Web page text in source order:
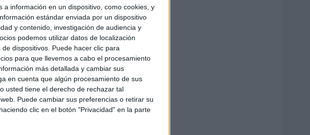
a información en un dispositivo, como cookies, y
estándar enviada por un dispositivo
y contenido, investigación de audiencia y
podemos utilizar datos de localización
dispositivos. Puede hacer clic para
para que llevemos a cabo el procesamiento
más detallada y cambiar sus
en cuenta que algún procesamiento de sus
usted tiene el derecho de rechazar tal
Puede cambiar sus preferencias o retirar su
clic en el botón "Privacidad" en la parte
disfrutar de un